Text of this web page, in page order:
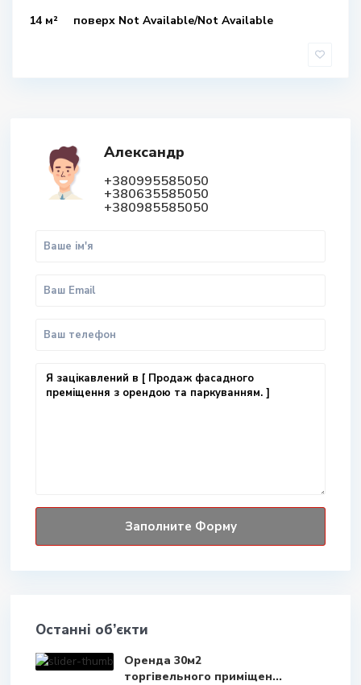
14 м² поверх Not Available/Not Available
Александр
+380995585050
+380635585050
+380985585050
Останні об’єкти
Оренда 30м2
торгівельного приміщен...